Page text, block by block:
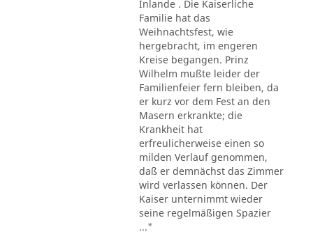
Inlande . Die Kaiserliche
Familie hat das
Weihnachtsfest, wie
hergebracht, im engeren
Kreise begangen. Prinz
Wilhelm mußte leider der
Familienfeier fern bleiben, da
er kurz vor dem Fest an den
Masern erkrankte; die
Krankheit hat
erfreulicherweise einen so
milden Verlauf genommen,
daß er demnächst das Zimmer
wird verlassen können. Der
Kaiser unternimmt wieder
seine regelmäßigen Spazier
..."